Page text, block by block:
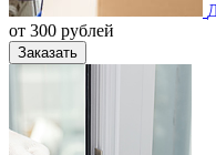
от 300 рублей
Заказать